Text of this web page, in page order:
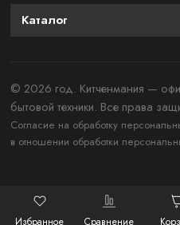
Каталог
© 2026 год. Китченмания —
бытовой техники. Все права
Согласие на обработку
в отношении обработки
Избранное Сравнение